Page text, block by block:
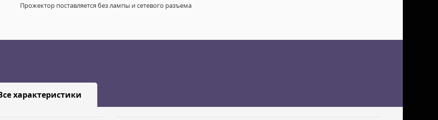
Прожектор поставляется без лампы и сетевого разъема
характеристики